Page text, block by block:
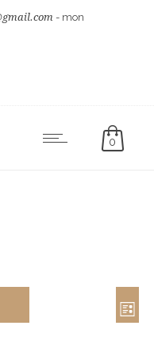
- mon
0
PAR
DE
Liste